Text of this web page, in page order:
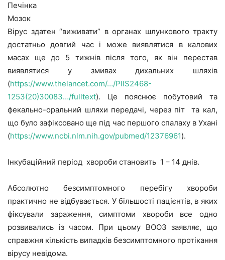
Печінка
Мозок
Вірус здатен “виживати” в органах шлункового тракту
достатньо довгий час і може виявлятися в калових
масах ще до 5 тижнів після того, як він перестав
виявлятися у змивах дихальних шляхів
(https://www.thelancet.com/…/PIIS2468-
1253(20)30083…/fulltext). Це пояснює побутовий та
фекально-оральний шляхи передачі, через піт та кал,
що було зафіксовано ще під час першого спалаху в Ухані
(https://www.ncbi.nlm.nih.gov/pubmed/12376961).
Інкубаційний період хвороби становить 1 – 14 днів.
Абсолютно безсимптомного перебігу хвороби
практично не відбувається. У більшості пацієнтів, в яких
фіксували зараження, симптоми хвороби все одно
розвивались із часом. При цьому ВООЗ заявляє, що
справжня кількість випадків безсимптомного протікання
вірусу невідома.